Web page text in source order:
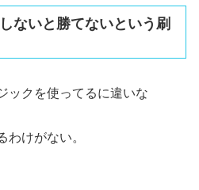
ないと勝てないという刷
ックを使ってるに違いな
わけがない。